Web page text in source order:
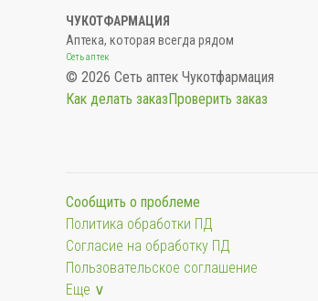
ЧУКОТФАРМАЦИЯ
Аптека, которая всегда рядом
Сеть аптек
© 2026 Сеть аптек Чукотфармация
Как делать заказПроверить заказ
Сообщить о проблеме
Политика обработки ПД
Согласие на обработку ПД
Пользовательское соглашение
Еще ∨